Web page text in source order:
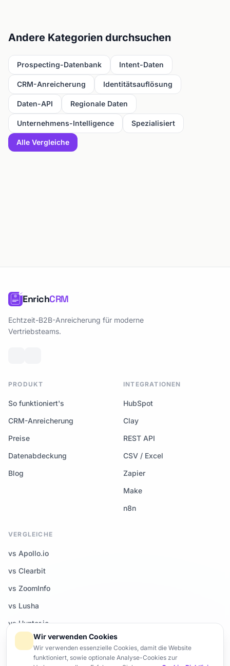
Andere Kategorien durchsuchen
Prospecting-Datenbank Intent-Daten
CRM-Anreicherung Identitätsauflösung
Daten-API Regionale Daten
Unternehmens-Intelligence Spezialisiert
Alle Vergleiche
EnrichCRM
Echtzeit-B2B-Anreicherung für moderne
Vertriebsteams.
PRODUKT
So funktioniert's
CRM-Anreicherung
Preise
Datenabdeckung
Blog
INTEGRATIONEN
HubSpot
Clay
REST API
CSV / Excel
Zapier
Make
n8n
VERGLEICHE
vs Apollo.io
vs Clearbit
vs ZoomInfo
vs Lusha
vs Hunter.io
Alle Vergleiche →
Wir verwenden Cookies
Wir verwenden essenzielle Cookies, damit die Website
funktioniert, sowie optionale Analyse-Cookies zur